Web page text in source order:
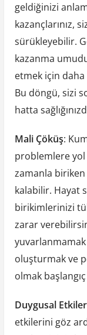
geldiğinizi
kazançlarınız,
sürükleyebilir.
kazanma
etmek için
Bu döngü, sizi
hatta
Mali Çöküş:
problemlere yol
zamanla
kalabilir. Hayat
birikimlerinizi
zarar
yuvarlanmamak
oluşturmak ve
olmak
Duygusal Etkiler
etkilerini göz